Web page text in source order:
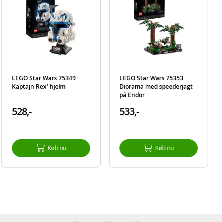
LEGO Star Wars 75349
Kaptajn Rex' hjelm
528,-
Køb nu
LEGO Star Wars 75353
Diorama med speederjagt
på Endor
533,-
Køb nu